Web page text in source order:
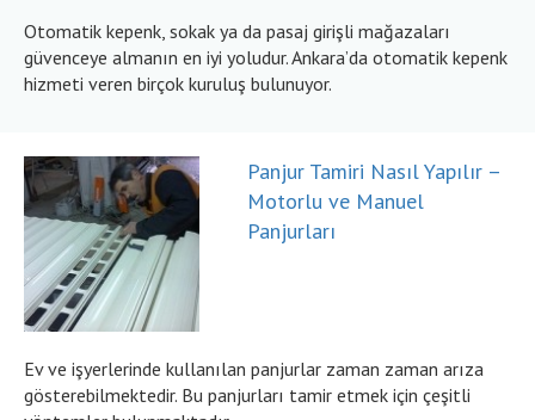
Otomatik kepenk, sokak ya da pasaj girişli mağazaları
güvenceye almanın en iyi yoludur. Ankara’da otomatik kepenk
hizmeti veren birçok kuruluş bulunuyor.
Panjur Tamiri Nasıl Yapılır –
Motorlu ve Manuel
Panjurları
Ev ve işyerlerinde kullanılan panjurlar zaman zaman arıza
gösterebilmektedir. Bu panjurları tamir etmek için çeşitli